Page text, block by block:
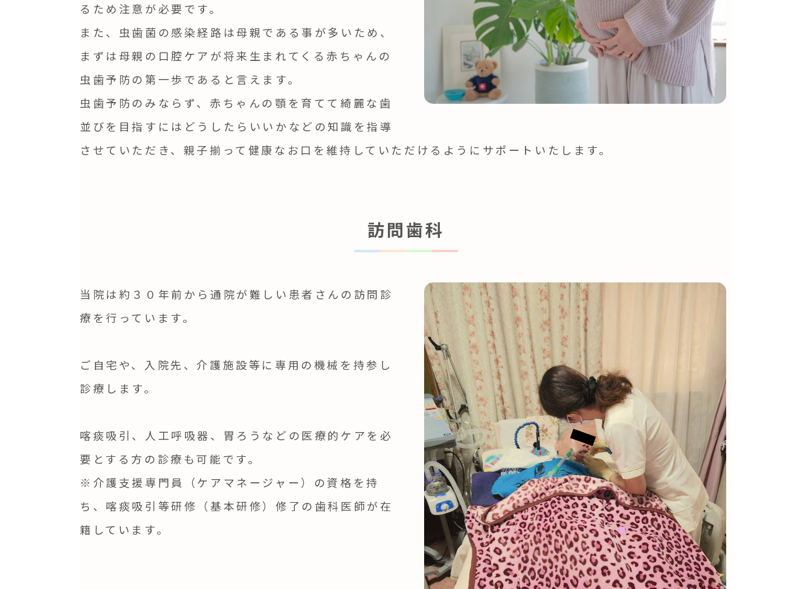
るため注意が必要です。
また、虫歯菌の感染経路は母親である事が多いため、
まずは母親の口腔ケアが将来生まれてくる赤ちゃんの
虫歯予防の第一歩であると言えます。
虫歯予防のみならず、赤ちゃんの顎を育てて綺麗な歯
並びを目指すにはどうしたらいいかなどの知識を指導
させていただき、親子揃って健康なお口を維持していただけるようにサポートいたします。
訪問歯科
当院は約３０年前から通院が難しい患者さんの訪問診
療を行っています。
ご自宅や、入院先、介護施設等に専用の機械を持参し
診療します。
喀痰吸引、人工呼吸器、胃ろうなどの医療的ケアを必
要とする方の診療も可能です。
※介護支援専門員（ケアマネージャー）の資格を持
ち、喀痰吸引等研修（基本研修）修了の歯科医師が在
籍しています。